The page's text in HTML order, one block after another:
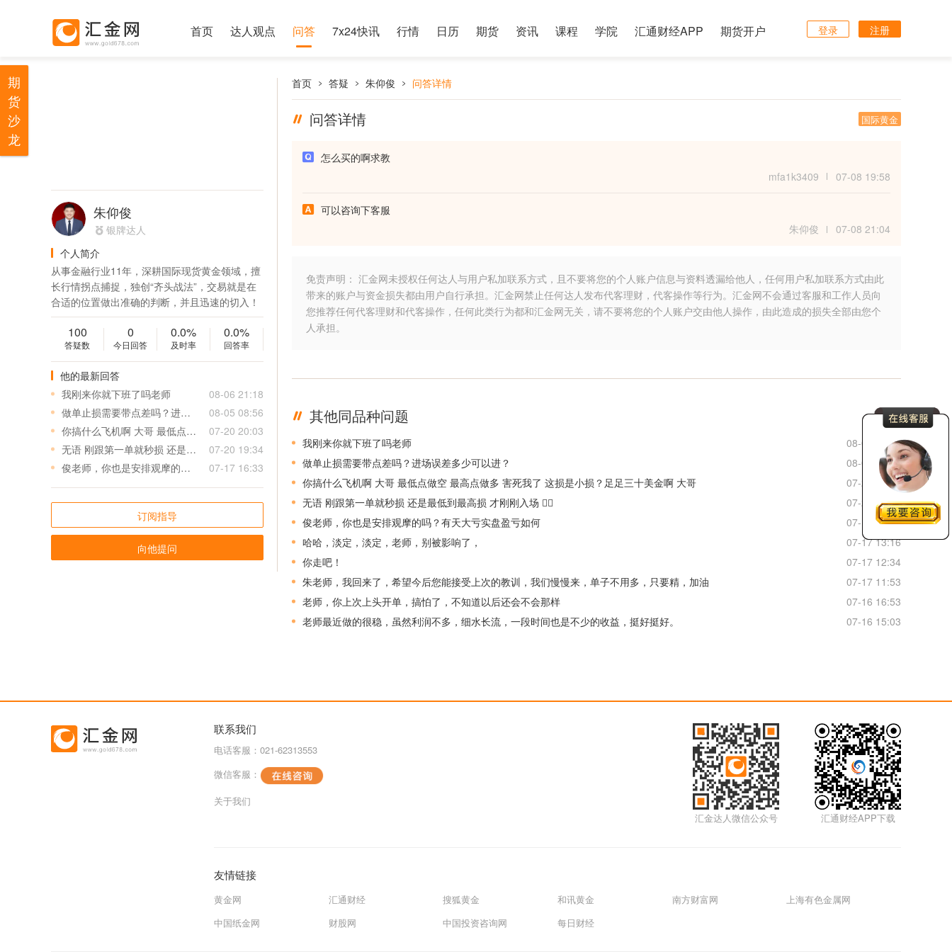
首页 达人观点 问答 7x24快讯 行情 日历 期货 资讯 课程 学院 汇通财经APP 期货开户 登录 注册
朱仰俊
银牌达人
个人简介
从事金融行业11年，深耕国际现货黄金领域，擅
长行情拐点捕捉，独创“齐头战法”，交易就是在
合适的位置做出准确的判断，并且迅速的切入！
100
答疑数
0
今日回答
0.0%
及时率
0.0%
回答率
他的最新回答
我刚来你就下班了吗老师
08-06 21:18
做单止损需要带点差吗？进场误差多少可以进？
08-05 08:56
你搞什么飞机啊 大哥 最低点做空 最高点做多 害死我了 这损是小损？足足三十美金啊 大哥
07-20 20:03
无语 刚跟第一单就秒损 还是最低到最高损 才刚刚入场 😮‍💨
07-20 19:34
俊老师，你也是安排观摩的吗？有天大亏实盘盈亏如何
07-17 16:33
订阅指导
向他提问
首页 答疑 朱仰俊 问答详情
问答详情 国际黄金
怎么买的啊求教
mfa1k3409
07-08 19:58
可以咨询下客服
朱仰俊
07-08 21:04
免责声明： 汇金网未授权任何达人与用户私加联系方式，且不要将您的个人账户信息与资料透漏给他人，任何用户私加联系方式由此
带来的账户与资金损失都由用户自行承担。汇金网禁止任何达人发布代客理财，代客操作等行为。汇金网不会通过客服和工作人员向
您推荐任何代客理财和代客操作，任何此类行为都和汇金网无关，请不要将您的个人账户交由他人操作，由此造成的损失全部由您个
人承担。
其他同品种问题
更多
我刚来你就下班了吗老师
08-06 21:18
做单止损需要带点差吗？进场误差多少可以进？
08-05 08:56
你搞什么飞机啊 大哥 最低点做空 最高点做多 害死我了 这损是小损？足足三十美金啊 大哥
07-20 20:03
无语 刚跟第一单就秒损 还是最低到最高损 才刚刚入场 😮‍💨
07-20 19:34
俊老师，你也是安排观摩的吗？有天大亏实盘盈亏如何
07-17 16:33
哈哈，淡定，淡定，老师，别被影响了，
07-17 13:16
你走吧！
07-17 12:34
朱老师，我回来了，希望今后您能接受上次的教训，我们慢慢来，单子不用多，只要精，加油
07-17 11:53
老师，你上次上头开单，搞怕了，不知道以后还会不会那样
07-16 16:53
老师最近做的很稳，虽然利润不多，细水长流，一段时间也是不少的收益，挺好挺好。
07-16 15:03
联系我们
电话客服：021-62313553
微信客服：
关于我们
汇通财经APP下载
汇金达人微信公众号
友情链接
黄金网 汇通财经 搜狐黄金 和讯黄金 南方财富网
上海有色金属网
中国纸金网
财股网 中国投资咨询网 每日财经
期
货
沙
龙